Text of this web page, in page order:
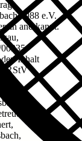
1988 e.V.
anerkannt.
Inhalt
RStV
jun.
8,